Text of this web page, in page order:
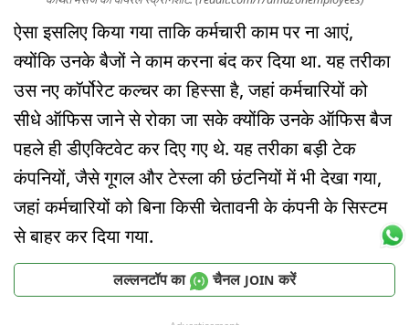
ऐसा इसलिए किया गया ताकि कर्मचारी काम पर ना आएं,
क्योंकि उनके बैजों ने काम करना बंद कर दिया था. यह तरीका
उस नए कॉर्पोरेट कल्चर का हिस्सा है, जहां कर्मचारियों को
सीधे ऑफिस जाने से रोका जा सके क्योंकि उनके ऑफिस बैज
पहले ही डीएक्टिवेट कर दिए गए थे. यह तरीका बड़ी टेक
कंपनियों, जैसे गूगल और टेस्ला की छंटनियों में भी देखा गया,
जहां कर्मचारियों को बिना किसी चेतावनी के कंपनी के सिस्टम
से बाहर कर दिया गया.
लल्लनटॉप का चैनल JOIN करें